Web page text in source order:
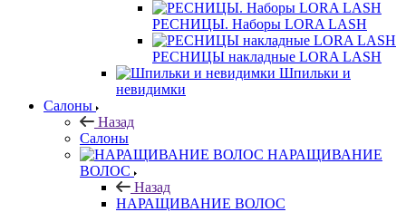
РЕСНИЦЫ. Наборы LORA LASH
РЕСНИЦЫ накладные LORA LASH
Шпильки и
невидимки
Салоны
Назад
Салоны
НАРАЩИВАНИЕ
ВОЛОС
Назад
НАРАЩИВАНИЕ ВОЛОС